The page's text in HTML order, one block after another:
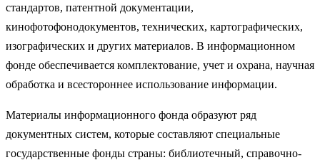
стандартов, патентной документации,
кинофотофонодокументов, технических, картографических,
изографических и других материалов. В информационном
фонде обеспечивается комплектование, учет и охрана, научная
обработка и всестороннее использование информации.
Материалы информационного фонда образуют ряд
документных систем, которые составляют специальные
государственные фонды страны: библиотечный, справочно-